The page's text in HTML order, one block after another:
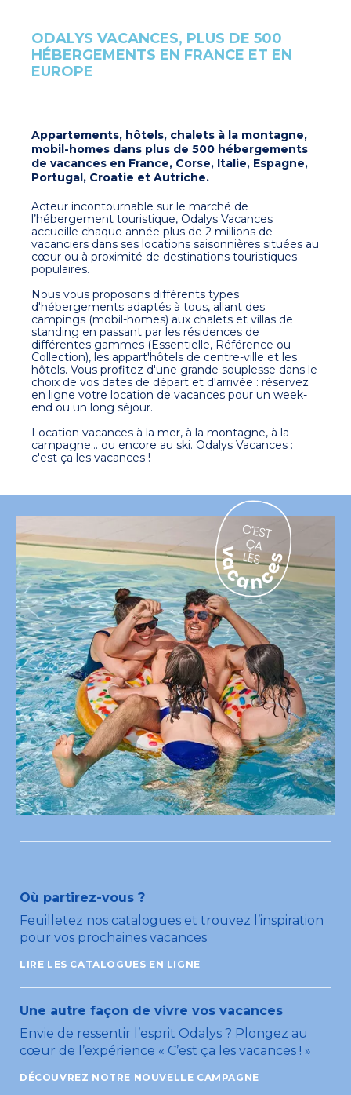
ODALYS VACANCES, PLUS DE 500
HÉBERGEMENTS EN FRANCE ET EN
EUROPE
Appartements, hôtels, chalets à la montagne,
mobil-homes dans plus de 500 hébergements
de vacances en France, Corse, Italie, Espagne,
Portugal, Croatie et Autriche.
Acteur incontournable sur le marché de
l’hébergement touristique, Odalys Vacances
accueille chaque année plus de 2 millions de
vacanciers dans ses locations saisonnières situées au
cœur ou à proximité de destinations touristiques
populaires.
Nous vous proposons différents types
d'hébergements adaptés à tous, allant des
campings (mobil-homes) aux chalets et villas de
standing en passant par les résidences de
différentes gammes (Essentielle, Référence ou
Collection), les appart'hôtels de centre-ville et les
hôtels. Vous profitez d'une grande souplesse dans le
choix de vos dates de départ et d'arrivée : réservez
en ligne votre location de vacances pour un week-
end ou un long séjour.
Location vacances à la mer, à la montagne, à la
campagne... ou encore au ski. Odalys Vacances :
c'est ça les vacances !
Où partirez-vous ?
Feuilletez nos catalogues et trouvez l’inspiration
pour vos prochaines vacances
LIRE LES CATALOGUES EN LIGNE
Une autre façon de vivre vos vacances
Envie de ressentir l’esprit Odalys ? Plongez au
cœur de l’expérience « C’est ça les vacances ! »
DÉCOUVREZ NOTRE NOUVELLE CAMPAGNE